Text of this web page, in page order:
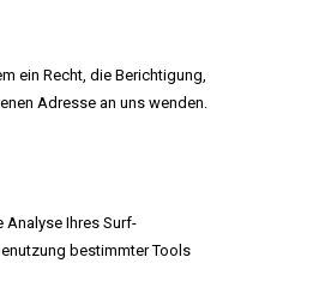
ein Recht, die Berichtigung,
Adresse an uns wenden.
Ihres Surf-
bestimmter Tools